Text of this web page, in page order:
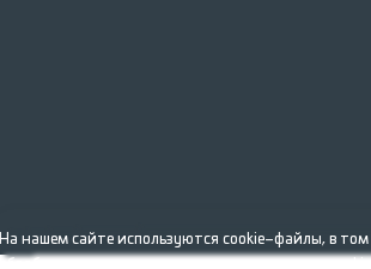
На нашем сайте используются cookie–файлы, в том
обработку персональных данных при помощи